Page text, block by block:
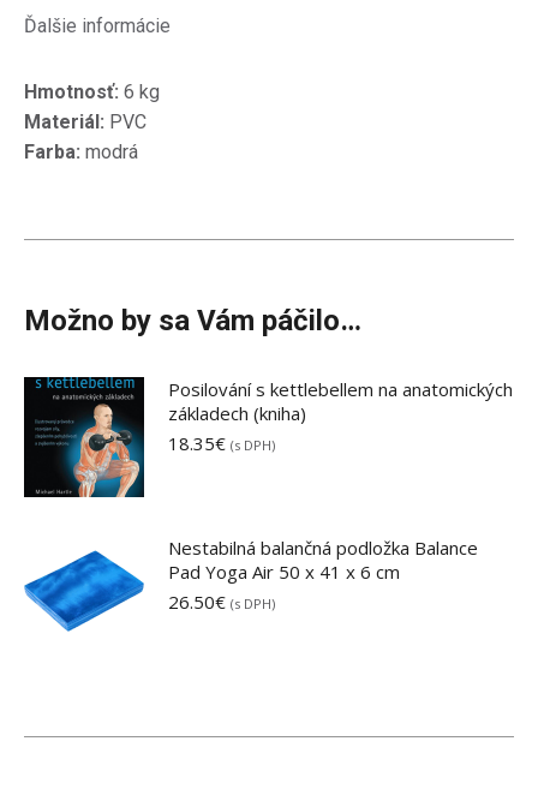
Ďalšie informácie
Hmotnosť: 6 kg
Materiál: PVC
Farba: modrá
Možno by sa Vám páčilo…
Posilování s kettlebellem na anatomických
základech (kniha)
18.35€ (s DPH)
Nestabilná balančná podložka Balance
Pad Yoga Air 50 x 41 x 6 cm
26.50€ (s DPH)